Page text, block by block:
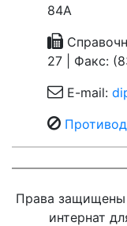
84А
27 | Факс:
E-mail:
Права
интернат